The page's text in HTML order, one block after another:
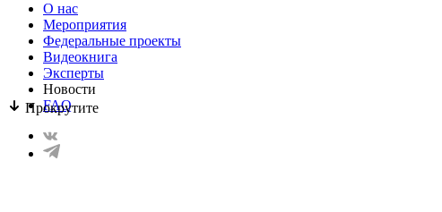
Прокрутите
О нас
Mероприятия
Федеральные проекты
Видеокнига
Эксперты
Новости
FAQ